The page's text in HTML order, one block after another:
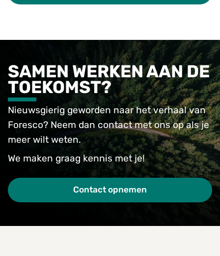
SAMEN WERKEN AAN DE
TOEKOMST?
Nieuwsgierig geworden naar het verhaal van
Foresco? Neem dan contact met ons op als je
meer wilt weten.
We maken graag kennis met je!
Contact opnemen